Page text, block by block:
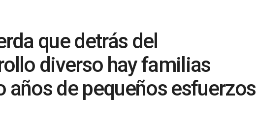
que detrás del
diverso hay familias
años de pequeños esfuerzos